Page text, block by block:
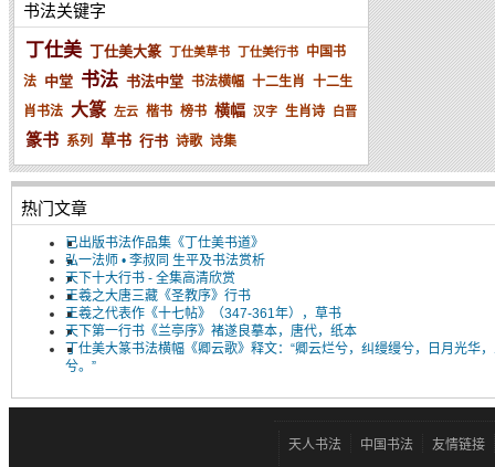
书法关键字
丁仕美 丁仕美大篆 丁仕美草书 丁仕美行书
中国书
法 中堂 书法 书法中堂 书法横幅 十二生肖 十二生
肖书法 大篆 左云 楷书 榜书 横幅 汉字 生肖诗 白晋
篆书 系列 草书 行书 诗歌 诗集
热门文章
已出版书法作品集《丁仕美书道》
弘一法师 • 李叔同 生平及书法赏析
天下十大行书 - 全集高清欣赏
王羲之大唐三藏《圣教序》行书
王羲之代表作《十七帖》（347-361年），草书
天下第一行书《兰亭序》褚遂良摹本，唐代，纸本
丁仕美大篆书法横幅《卿云歌》释文：“卿云烂兮，纠缦缦兮，日月光华
兮。”
天人书法 中国书法 友情链接